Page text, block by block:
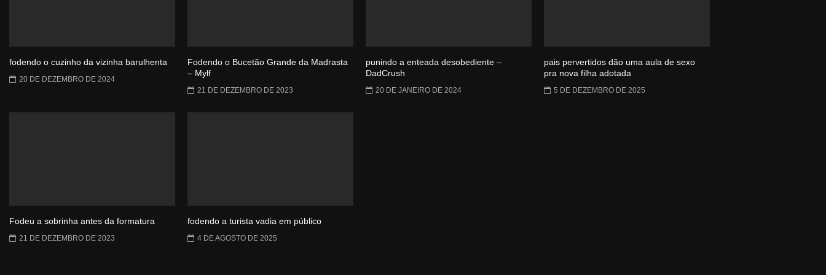
fodendo o cuzinho da vizinha barulhenta
20 DE DEZEMBRO DE 2024
Fodendo o Bucetão Grande da Madrasta
– Mylf
21 DE DEZEMBRO DE 2023
punindo a enteada desobediente –
DadCrush
20 DE JANEIRO DE 2024
pais pervertidos dão uma aula de sexo
pra nova filha adotada
5 DE DEZEMBRO DE 2025
Fodeu a sobrinha antes da formatura
21 DE DEZEMBRO DE 2023
fodendo a turista vadia em público
4 DE AGOSTO DE 2025